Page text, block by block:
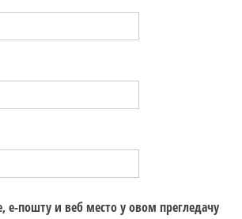
е-пошту и веб место у овом прегледачу